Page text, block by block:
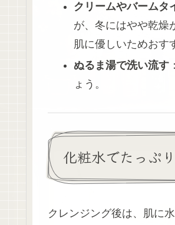
クリームやバームタ
が、冬にはやや乾燥
肌に優しいためおす
ぬるま湯で洗い流す
ょう。
化粧水でたっぷ
クレンジング後は、肌に